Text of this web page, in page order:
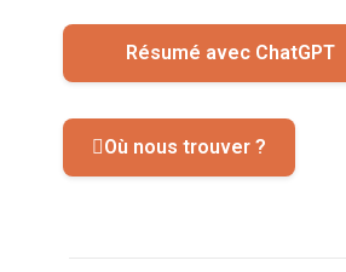
Résumé avec ChatGPT
Où nous trouver ?